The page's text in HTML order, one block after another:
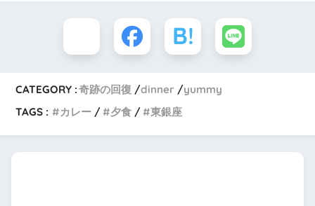
CATEGORY :奇跡の回復 dinner
yummy
TAGS :
カレー 夕食 東銀座